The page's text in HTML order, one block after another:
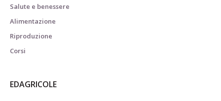
Salute e benessere
Alimentazione
Riproduzione
Corsi
EDAGRICOLE